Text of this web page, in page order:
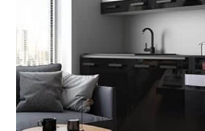
NEXUS
de
brossé